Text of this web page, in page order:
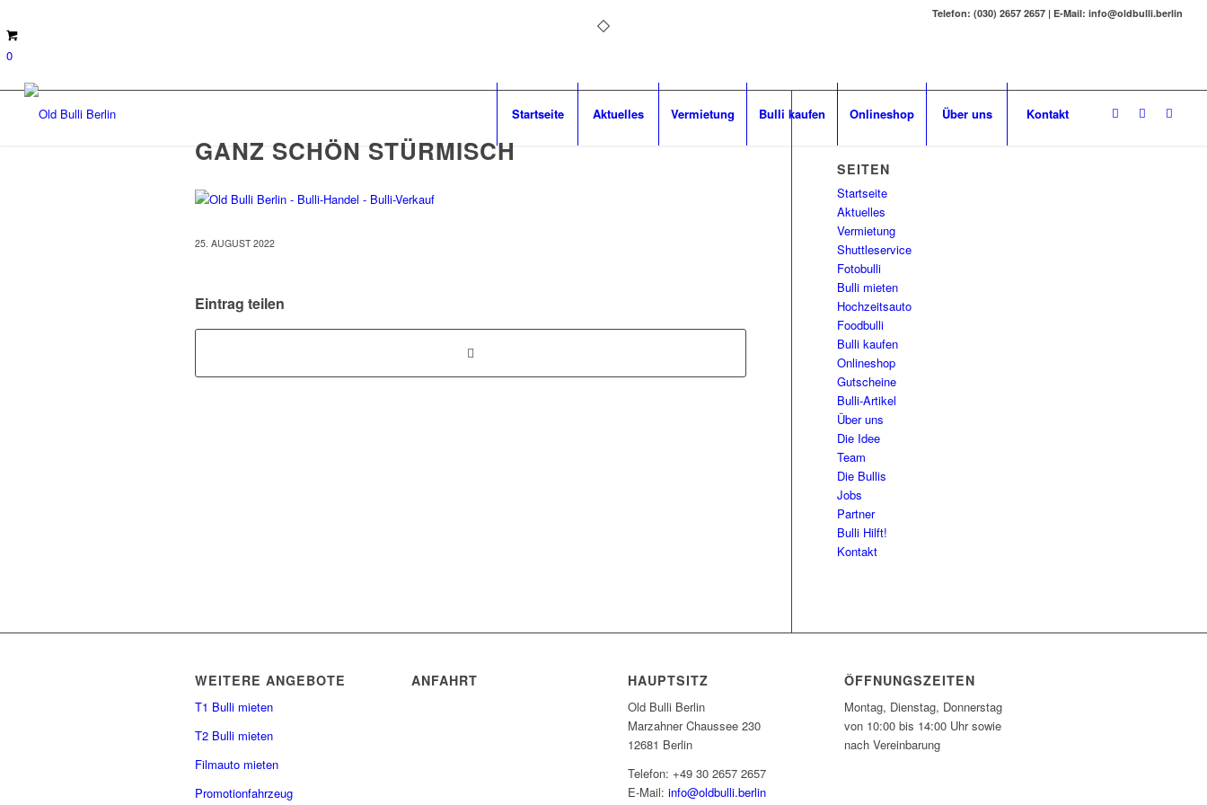
Telefon: (030) 2657 2657 | E-Mail: info@oldbulli.berlin
0
Startseite Aktuelles Vermietung Bulli kaufen Onlineshop Über uns Kontakt
GANZ SCHÖN STÜRMISCH
25. AUGUST 2022
Eintrag teilen
SEITEN
Startseite
Aktuelles
Vermietung
Shuttleservice
Fotobulli
Bulli mieten
Hochzeitsauto
Foodbulli
Bulli kaufen
Onlineshop
Gutscheine
Bulli-Artikel
Über uns
Die Idee
Team
Die Bullis
Jobs
Partner
Bulli Hilft!
Kontakt
WEITERE ANGEBOTE
T1 Bulli mieten
T2 Bulli mieten
Filmauto mieten
Promotionfahrzeug
ANFAHRT HAUPTSITZ
Old Bulli Berlin
Marzahner Chaussee 230
12681 Berlin
Telefon: +49 30 2657 2657
E-Mail:info@oldbulli.berlin
ÖFFNUNGSZEITEN
Montag, Dienstag, Donnerstag
von 10:00 bis 14:00 Uhr sowie
nach Vereinbarung